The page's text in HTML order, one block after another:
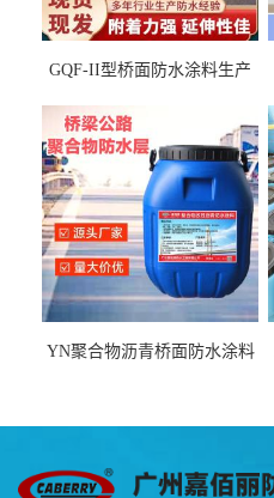
GQF-II型桥面防水涂料生产
YN聚合物沥青桥面防水涂料